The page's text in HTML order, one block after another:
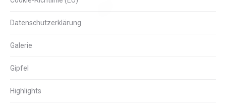
Datenschutzerklärung
Galerie
Gipfel
Highlights